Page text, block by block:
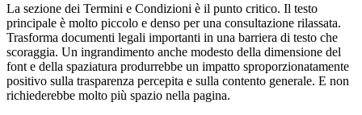
La sezione dei Termini e Condizioni è il punto critico. Il testo
principale è molto piccolo e denso per una consultazione rilassata.
Trasforma documenti legali importanti in una barriera di testo che
scoraggia. Un ingrandimento anche modesto della dimensione del
font e della spaziatura produrrebbe un impatto sproporzionatamente
positivo sulla trasparenza percepita e sulla contento generale. E non
richiederebbe molto più spazio nella pagina.